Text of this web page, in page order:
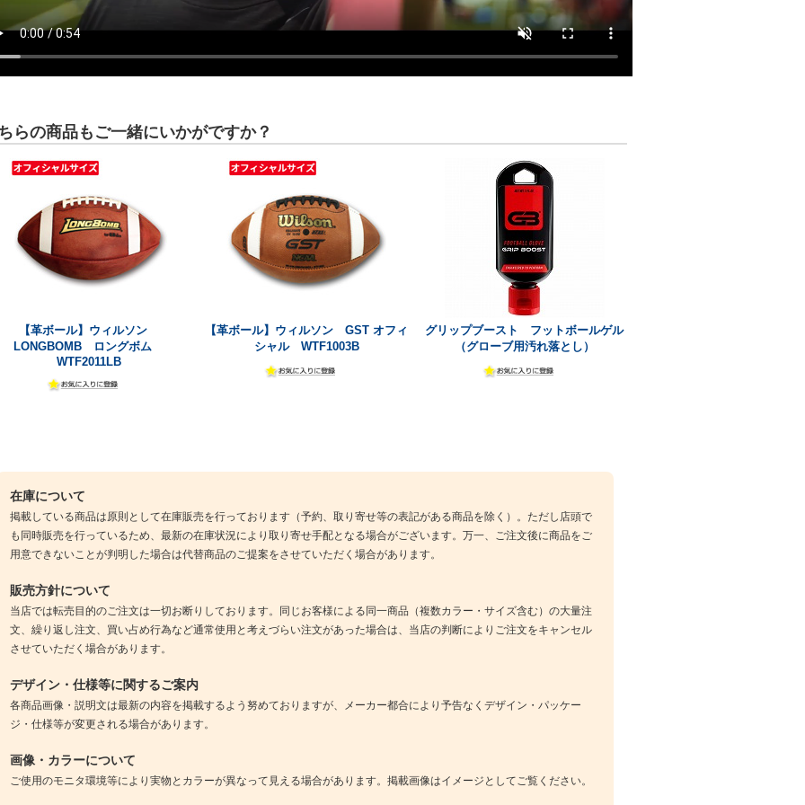
らの商品もご一緒にいかがですか？
【革ボール】ウィルソン
LONGBOMB ロングボム
WTF2011LB
【革ボール】ウィルソン GST オフィ
シャル WTF1003B
グリップブースト フットボールゲル
（グローブ用汚れ落とし）
在庫について
掲載している商品は原則として在庫販売を行っております（予約、取り寄せ等の表記がある商品を除く）。ただし店頭で
も同時販売を行っているため、最新の在庫状況により取り寄せ手配となる場合がございます。万一、ご注文後に商品をご
用意できないことが判明した場合は代替商品のご提案をさせていただく場合があります。
販売方針について
当店では転売目的のご注文は一切お断りしております。同じお客様による同一商品（複数カラー・サイズ含む）の大量注
文、繰り返し注文、買い占め行為など通常使用と考えづらい注文があった場合は、当店の判断によりご注文をキャンセル
させていただく場合があります。
デザイン・仕様等に関するご案内
各商品画像・説明文は最新の内容を掲載するよう努めておりますが、メーカー都合により予告なくデザイン・パッケー
ジ・仕様等が変更される場合があります。
画像・カラーについて
ご使用のモニタ環境等により実物とカラーが異なって見える場合があります。掲載画像はイメージとしてご覧ください。